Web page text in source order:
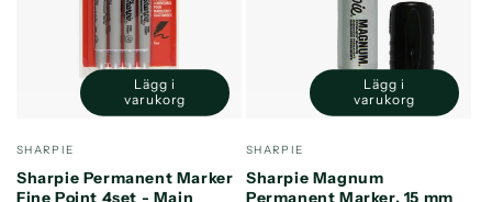
Säljare:
SHARPIE
Sharpie Permanent Marker
Fine Point 4set - Main
Minska
kvantitet
Title
Öka
kvantitet
Title
Lägg i
varukorg
Säljare:
SHARPIE
Sharpie Magnum
Permanent Marker, 15 mm
Minska
kvantitet
Title
Öka
kvantitet
Lägg i
varukorg